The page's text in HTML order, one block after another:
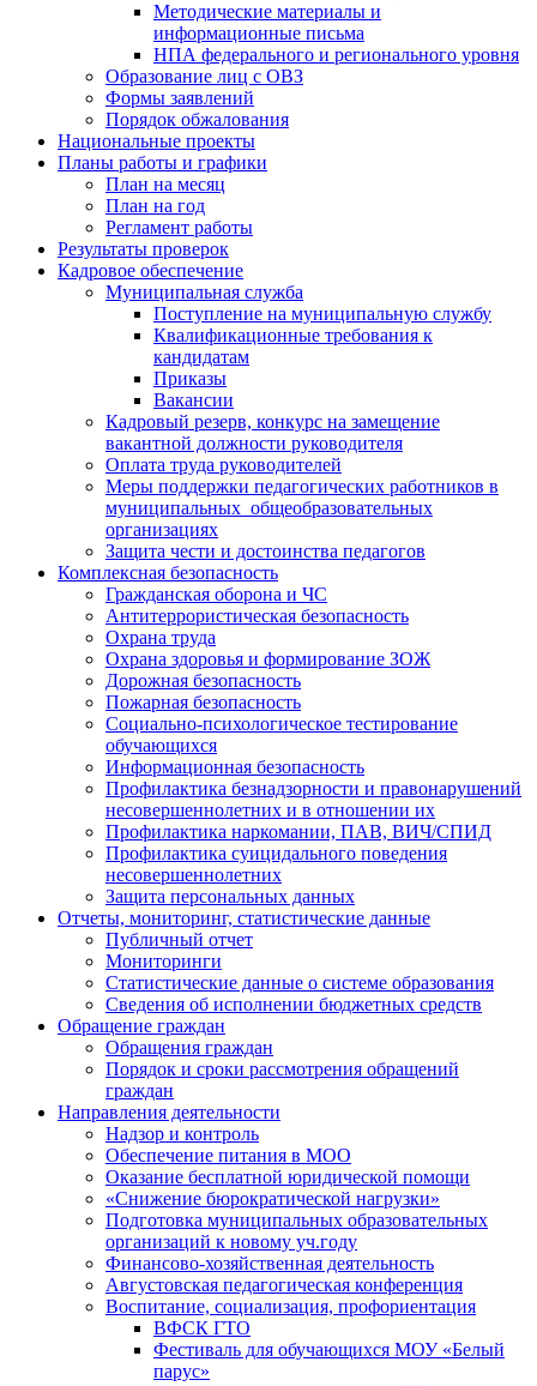
Методические материалы и
информационные письма
НПА федерального и регионального уровня
Образование лиц с ОВЗ
Формы заявлений
Порядок обжалования
Национальные проекты
Планы работы и графики
План на месяц
План на год
Регламент работы
Результаты проверок
Кадровое обеспечение
Муниципальная служба
Поступление на муниципальную службу
Квалификационные требования к
кандидатам
Приказы
Вакансии
Кадровый резерв, конкурс на замещение
вакантной должности руководителя
Оплата труда руководителей
Меры поддержки педагогических работников в
муниципальных общеобразовательных
организациях
Защита чести и достоинства педагогов
Комплексная безопасность
Гражданская оборона и ЧС
Антитеррористическая безопасность
Охрана труда
Охрана здоровья и формирование ЗОЖ
Дорожная безопасность
Пожарная безопасность
Социально-психологическое тестирование
обучающихся
Информационная безопасность
Профилактика безнадзорности и правонарушений
несовершеннолетних и в отношении их
Профилактика наркомании, ПАВ, ВИЧ/СПИД
Профилактика суицидального поведения
несовершеннолетних
Защита персональных данных
Отчеты, мониторинг, статистические данные
Публичный отчет
Мониторинги
Статистические данные о системе образования
Сведения об исполнении бюджетных средств
Обращение граждан
Обращения граждан
Порядок и сроки рассмотрения обращений
граждан
Направления деятельности
Надзор и контроль
Обеспечение питания в МОО
Оказание бесплатной юридической помощи
«Снижение бюрократической нагрузки»
Подготовка муниципальных образовательных
организаций к новому уч.году
Финансово-хозяйственная деятельность
Августовская педагогическая конференция
Воспитание, социализация, профориентация
ВФСК ГТО
Фестиваль для обучающихся МОУ «Белый
парус»